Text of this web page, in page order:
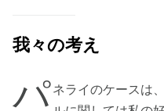
我々の考え
パネライのケースは